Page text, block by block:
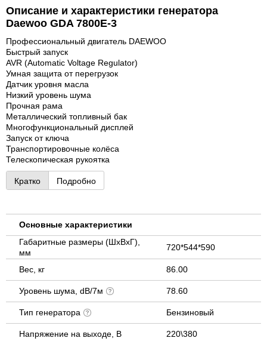
Описание и характеристики генератора
Daewoo GDA 7800E-3
Профессиональный двигатель DAEWOO
Быстрый запуск
AVR (Automatic Voltage Regulator)
Умная защита от перегрузок
Датчик уровня масла
Низкий уровень шума
Прочная рама
Металлический топливный бак
Многофункциональный дисплей
Запуск от ключа
Транспортировочные колёса
Телескопическая рукоятка
Кратко Подробно
Основные характеристики
Габаритные размеры (ШхВхГ),
мм
720*544*590
Вес, кг 86.00
Уровень шума, dB/7м 78.60
Тип генератора Бензиновый
Напряжение на выходе, В 220\380